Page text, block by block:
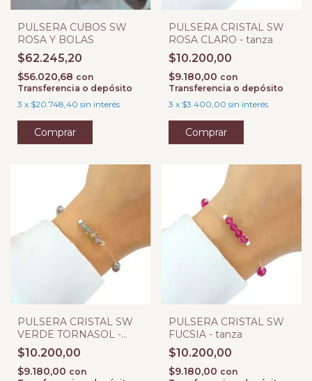
PULSERA CUBOS SW
ROSA Y BOLAS
$62.245,20
$56.020,68 con
Transferencia o depósito
3 x $20.748,40 sin interés
PULSERA CRISTAL SW
ROSA CLARO - tanza
$10.200,00
$9.180,00 con
Transferencia o depósito
3 x $3.400,00 sin interés
PULSERA CRISTAL SW
VERDE TORNASOL -
tanza
$10.200,00
$9.180,00 con
PULSERA CRISTAL SW
FUCSIA - tanza
$10.200,00
$9.180,00 con